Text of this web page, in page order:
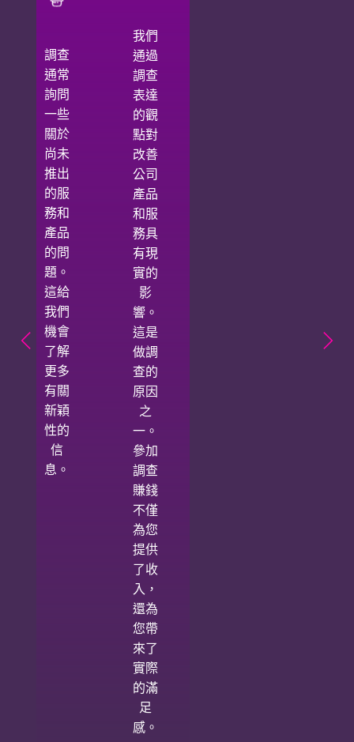
調查
通常
詢問
一些
關於
尚未
推出
的服
務和
產品
的問
題。
這給
我們
機會
了解
更多
有關
新穎
性的
信
息。
我們
通過
調查
表達
的觀
點對
改善
公司
產品
和服
務具
有現
實的
影
響。
這是
做調
查的
原因
之
一。
參加
調查
賺錢
不僅
為您
提供
了收
入，
還為
您帶
來了
實際
的滿
足
感。